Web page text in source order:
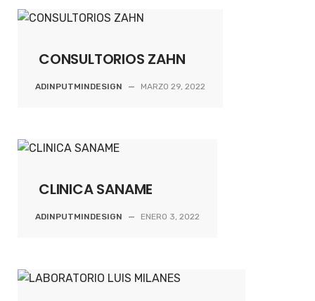
CONSULTORIOS ZAHN
ADINPUTMINDESIGN — MARZO 29, 2022
CLINICA SANAME
ADINPUTMINDESIGN — ENERO 3, 2022